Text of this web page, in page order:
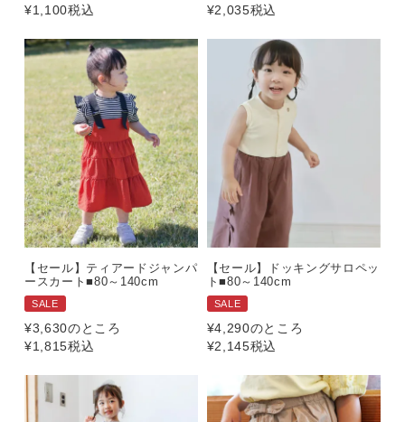
¥1,100税込
¥2,035税込
【セール】ティアードジャンパ
ースカート■80～140cm
SALE
¥3,630のところ
¥1,815税込
【セール】ドッキングサロペッ
ト■80～140cm
SALE
¥4,290のところ
¥2,145税込